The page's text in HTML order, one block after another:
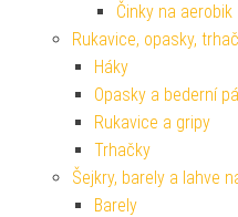
Činky na aerobik
Rukavice, opasky,
Háky
Opasky a bederní
Rukavice a gripy
Trhačky
Šejkry, barely a lahve
Barely